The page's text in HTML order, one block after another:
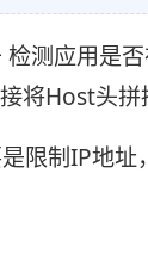
测应用是
将Host头拼
限制IP地址，